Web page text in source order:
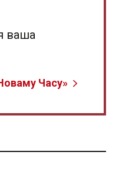
ваша
Часу»